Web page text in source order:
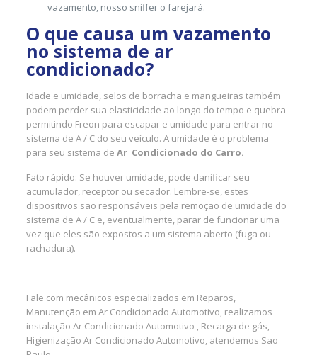
vazamento, nosso sniffer o farejará.
O que causa um vazamento
no sistema de ar
condicionado?
Idade e umidade, selos de borracha e mangueiras também
podem perder sua elasticidade ao longo do tempo e quebra
permitindo Freon para escapar e umidade para entrar no
sistema de A / C do seu veículo. A umidade é o problema
para seu sistema deAr Condicionado do Carro.
Fato rápido: Se houver umidade, pode danificar seu
acumulador, receptor ou secador. Lembre-se, estes
dispositivos são responsáveis pela remoção de umidade do
sistema de A / C e, eventualmente, parar de funcionar uma
vez que eles são expostos a um sistema aberto (fuga ou
rachadura).
Fale com mecânicos especializados em Reparos,
Manutenção em Ar Condicionado Automotivo, realizamos
instalação Ar Condicionado Automotivo , Recarga de gás,
Higienização Ar Condicionado Automotivo, atendemos Sao